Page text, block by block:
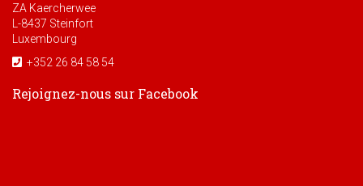
ZA Kaercherwee
L-8437 Steinfort
Luxembourg
+352 26 84 58 54
Rejoignez-nous sur Facebook